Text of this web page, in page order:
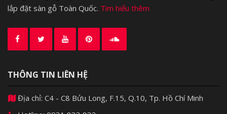
lắp đặt sàn gỗ Toàn Quốc. Tìm hiểu thêm
THÔNG TIN LIÊN HỆ
Địa chỉ: C4 - C8 Bửu Long, F.15, Q.10, Tp. Hồ Chí Minh